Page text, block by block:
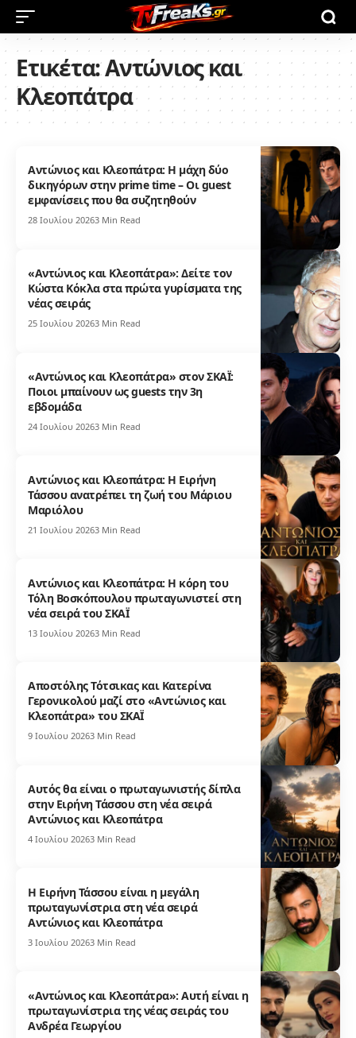
Ετικέτα:Αντώνιος και
Κλεοπάτρα
Αντώνιος και Κλεοπάτρα: Η μάχη δύο
δικηγόρων στην prime time – Οι guest
εμφανίσεις που θα συζητηθούν
28 Ιουλίου 20263 Min Read
«Αντώνιος και Κλεοπάτρα»: Δείτε τον
Κώστα Κόκλα στα πρώτα γυρίσματα της
νέας σειράς
25 Ιουλίου 20263 Min Read
«Αντώνιος και Κλεοπάτρα» στον ΣΚΑΪ:
Ποιοι μπαίνουν ως guests την 3η
εβδομάδα
24 Ιουλίου 20263 Min Read
Αντώνιος και Κλεοπάτρα: Η Ειρήνη
Τάσσου ανατρέπει τη ζωή του Μάριου
Μαριόλου
21 Ιουλίου 20263 Min Read
Αντώνιος και Κλεοπάτρα: Η κόρη του
Τόλη Βοσκόπουλου πρωταγωνιστεί στη
νέα σειρά του ΣΚΑΪ
13 Ιουλίου 20263 Min Read
Αποστόλης Τότσικας και Κατερίνα
Γερονικολού μαζί στο «Αντώνιος και
Κλεοπάτρα» του ΣΚΑΪ
9 Ιουλίου 20263 Min Read
Αυτός θα είναι ο πρωταγωνιστής δίπλα
στην Ειρήνη Τάσσου στη νέα σειρά
Αντώνιος και Κλεοπάτρα
4 Ιουλίου 20263 Min Read
Η Ειρήνη Τάσσου είναι η μεγάλη
πρωταγωνίστρια στη νέα σειρά
Αντώνιος και Κλεοπάτρα
3 Ιουλίου 20263 Min Read
«Αντώνιος και Κλεοπάτρα»: Αυτή είναι η
πρωταγωνίστρια της νέας σειράς του
Ανδρέα Γεωργίου